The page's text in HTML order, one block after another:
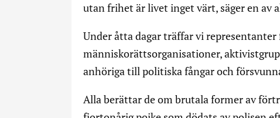
utan frihet är livet inget värt, säger en av
Under åtta dagar träffar vi representanter
människorättsorganisationer,
anhöriga till politiska fångar och
Alla berättar de om brutala former av